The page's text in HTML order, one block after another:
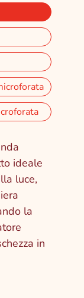
ideale
luce,
la
in